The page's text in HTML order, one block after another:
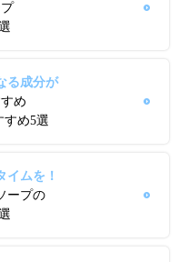
る成分が
め
すめ5選
イムを！
ープの